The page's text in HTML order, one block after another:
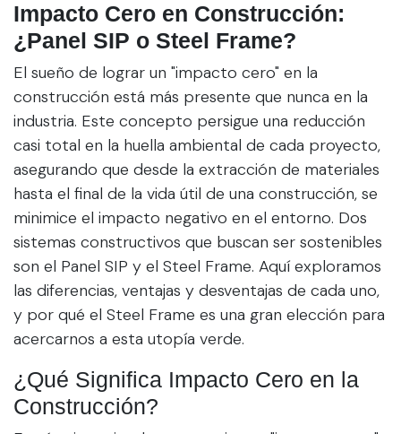
Impacto Cero en Construcción:
¿Panel SIP o Steel Frame?
El sueño de lograr un "impacto cero" en la
construcción está más presente que nunca en la
industria. Este concepto persigue una reducción
casi total en la huella ambiental de cada proyecto,
asegurando que desde la extracción de materiales
hasta el final de la vida útil de una construcción, se
minimice el impacto negativo en el entorno. Dos
sistemas constructivos que buscan ser sostenibles
son el Panel SIP y el Steel Frame. Aquí exploramos
las diferencias, ventajas y desventajas de cada uno,
y por qué el Steel Frame es una gran elección para
acercarnos a esta utopía verde.
¿Qué Significa Impacto Cero en la
Construcción?